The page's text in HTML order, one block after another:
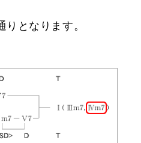
となります。